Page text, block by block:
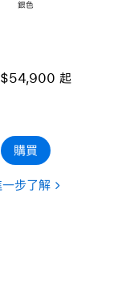
銀色
起
購買
一步了解